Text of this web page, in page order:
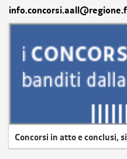
Concorsi in atto e conclusi,